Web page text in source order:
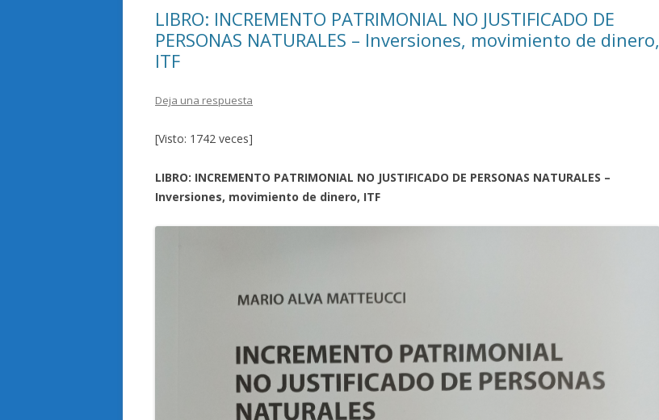
LIBRO: INCREMENTO PATRIMONIAL NO JUSTIFICADO DE
PERSONAS NATURALES – Inversiones, movimiento de dinero,
ITF
Deja una respuesta
[Visto: 1742 veces]
LIBRO: INCREMENTO PATRIMONIAL NO JUSTIFICADO DE PERSONAS NATURALES –
Inversiones, movimiento de dinero, ITF